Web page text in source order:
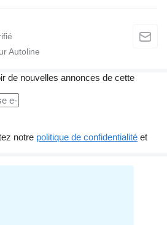
Autoline
de nouvelles annonces de cette
notre politique de confidentialité et